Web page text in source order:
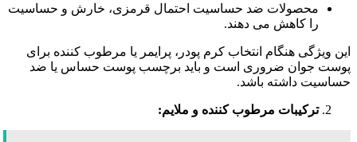
محصولات ضد حساسیت احتمال قرمزی، خارش و حساسیت
را کاهش می دهند.
این ویژگی هنگام انتخاب کرم پودر، پرایمر یا مرطوب کننده برای
پوست جوان ضروری است و باید برچسب پوست حساس یا ضد
حساسیت داشته باشد.
ترکیبات مرطوب کننده و ملایم: